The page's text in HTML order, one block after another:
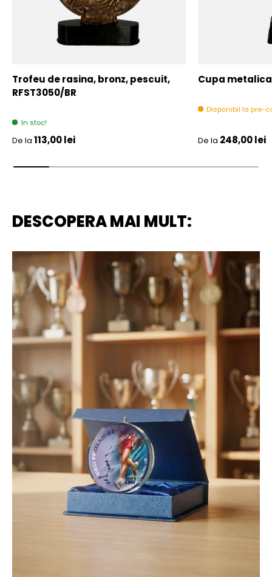
Trofeu de rasina, bronz, pescuit,
RFST3050/BR
In stoc!
Pret initial
De la 113,00 lei
Cupa
Disponibil la pre-
Pret initial
De la 248,00 lei
DESCOPERA MAI MULT: